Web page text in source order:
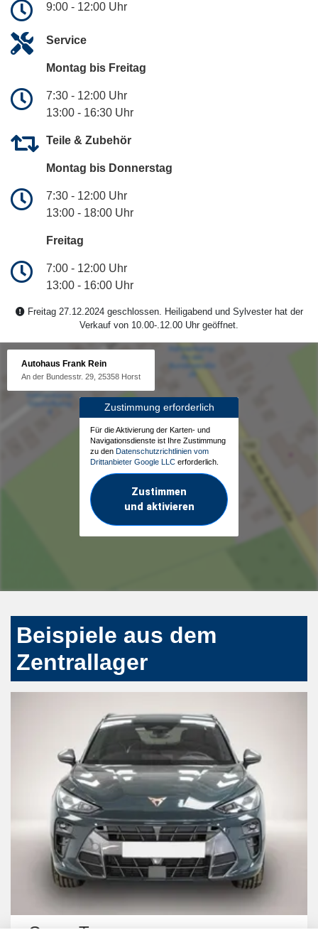
9:00 - 12:00 Uhr
Service
Montag bis Freitag
7:30 - 12:00 Uhr
13:00 - 16:30 Uhr
Teile & Zubehör
Montag bis Donnerstag
7:30 - 12:00 Uhr
13:00 - 18:00 Uhr
Freitag
7:00 - 12:00 Uhr
13:00 - 16:00 Uhr
Freitag 27.12.2024 geschlossen. Heiligabend und Sylvester hat der
Verkauf von 10.00-.12.00 Uhr geöffnet.
Autohaus Frank Rein
An der Bundesstr. 29, 25358 Horst
Zustimmung erforderlich
Für die Aktivierung der Karten- und
Navigationsdienste ist Ihre Zustimmung
zu den Datenschutzrichtlinien vom
Drittanbieter Google LLC erforderlich.
Zustimmen
und aktivieren
Beispiele aus dem
Zentrallager